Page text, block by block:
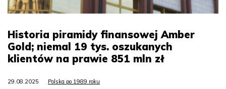
Historia piramidy finansowej Amber
Gold; niemal 19 tys. oszukanych
klientów na prawie 851 mln zł
29.08.2025 Polska po 1989 roku